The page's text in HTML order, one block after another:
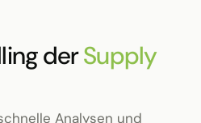
derSupply
Analysen und